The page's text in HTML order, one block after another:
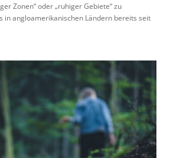
Zonen“ oder „ruhiger Gebiete“ zu
in angloamerikanischen Ländern bereits seit